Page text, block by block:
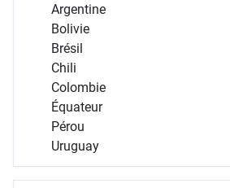
Argentine
Bolivie
Brésil
Chili
Colombie
Équateur
Pérou
Uruguay